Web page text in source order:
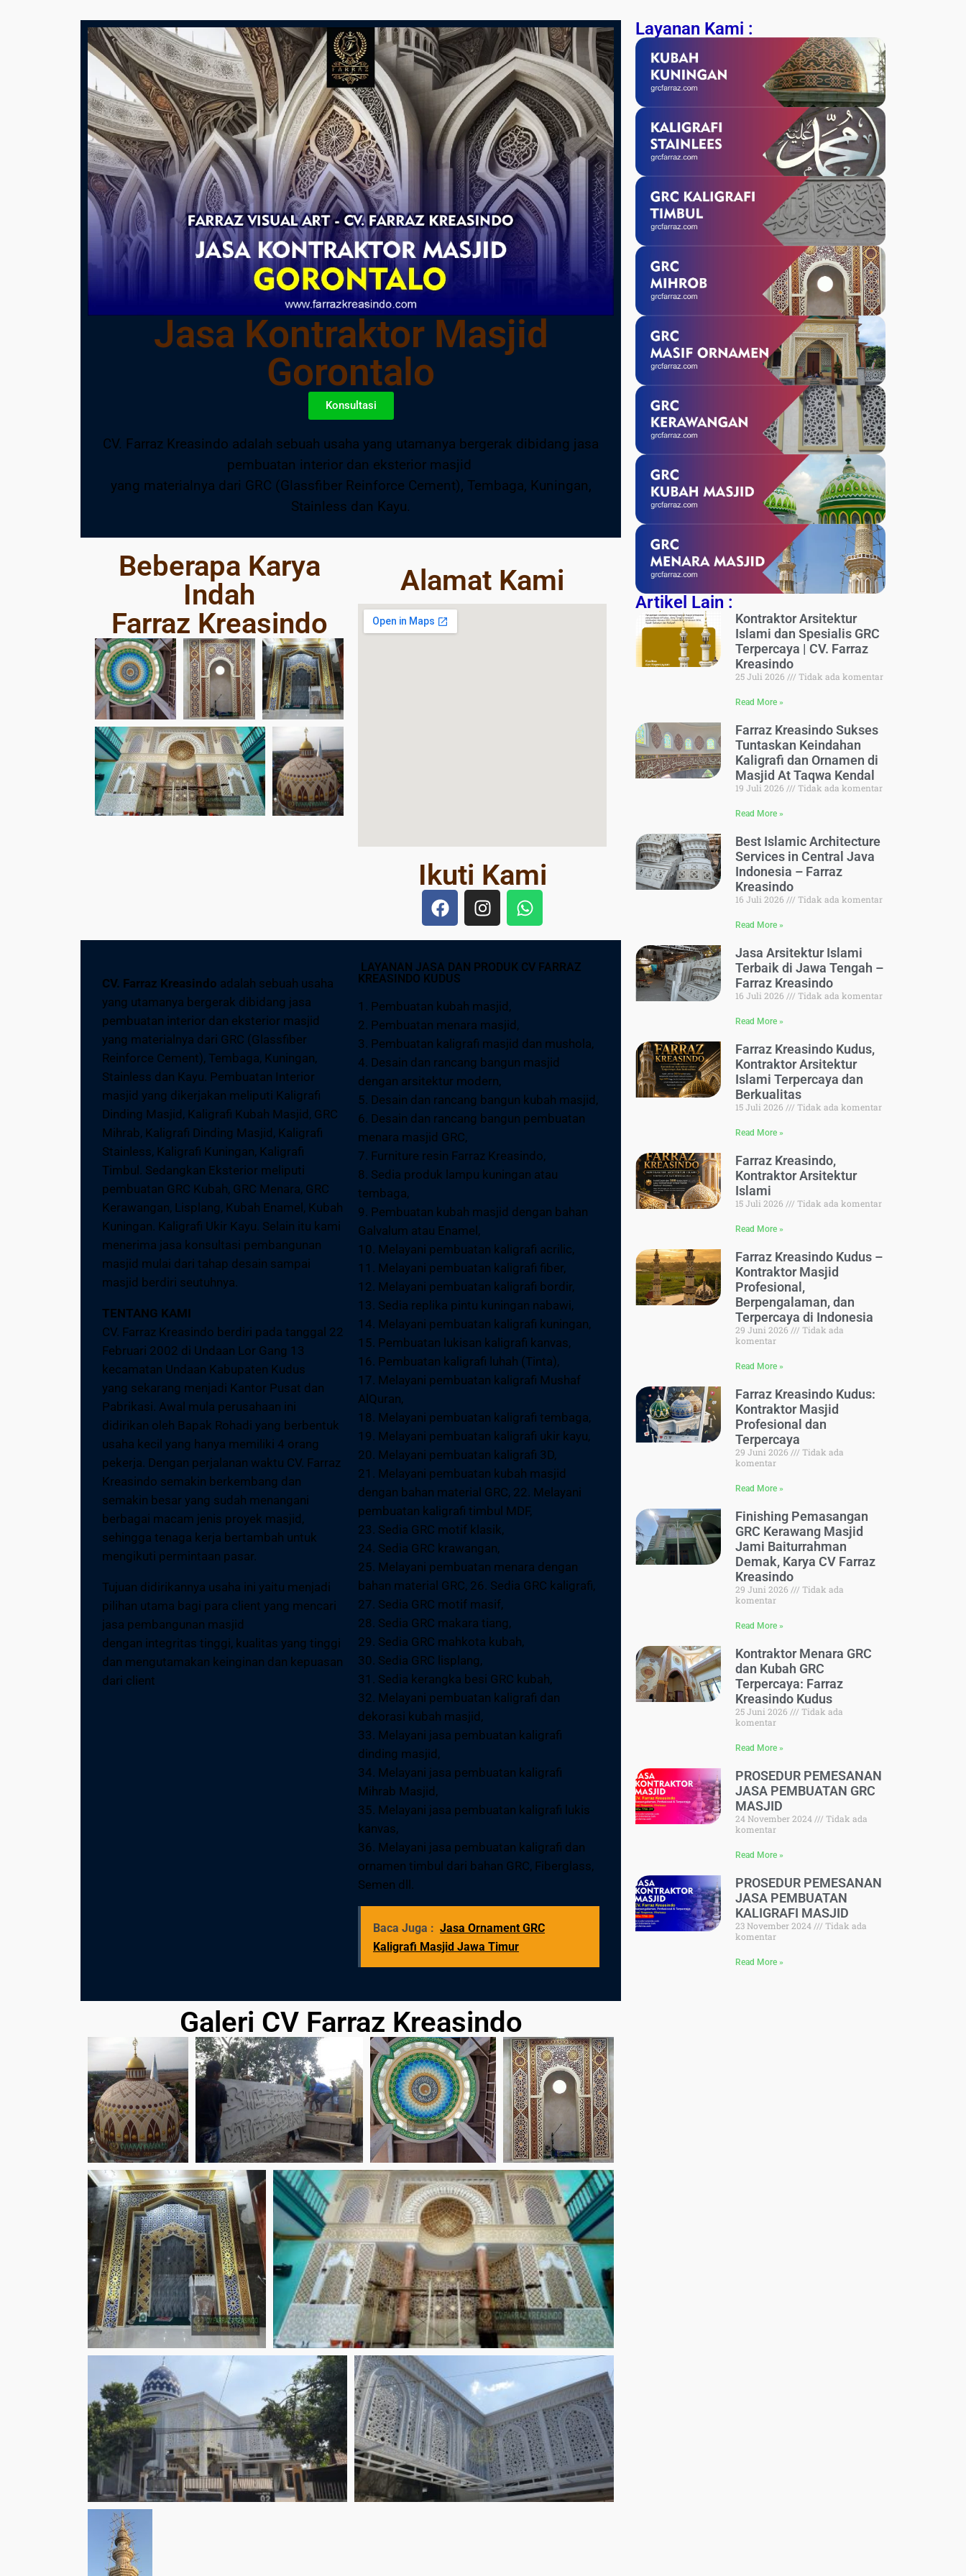
Jasa Kontraktor Masjid
Gorontalo
Konsultasi
CV. Farraz Kreasindo adalah sebuah usaha yang utamanya bergerak dibidang jasa
pembuatan interior dan eksterior masjid
yang materialnya dari GRC (Glassfiber Reinforce Cement), Tembaga, Kuningan,
Stainless dan Kayu.
Beberapa Karya
Indah
Farraz Kreasindo
Alamat Kami
Ikuti Kami
CV. Farraz Kreasindo adalah sebuah usaha
yang utamanya bergerak dibidang jasa
pembuatan interior dan eksterior masjid
yang materialnya dari GRC (Glassfiber
Reinforce Cement), Tembaga, Kuningan,
Stainless dan Kayu. Pembuatan Interior
masjid yang dikerjakan meliputi Kaligrafi
Dinding Masjid, Kaligrafi Kubah Masjid, GRC
Mihrab, Kaligrafi Dinding Masjid, Kaligrafi
Stainless, Kaligrafi Kuningan, Kaligrafi
Timbul. Sedangkan Eksterior meliputi
pembuatan GRC Kubah, GRC Menara, GRC
Kerawangan, Lisplang, Kubah Enamel, Kubah
Kuningan. Kaligrafi Ukir Kayu. Selain itu kami
menerima jasa konsultasi pembangunan
masjid mulai dari tahap desain sampai
masjid berdiri seutuhnya.
TENTANG KAMI
CV. Farraz Kreasindo berdiri pada tanggal 22
Februari 2002 di Undaan Lor Gang 13
kecamatan Undaan Kabupaten Kudus
yang sekarang menjadi Kantor Pusat dan
Pabrikasi. Awal mula perusahaan ini
didirikan oleh Bapak Rohadi yang berbentuk
usaha kecil yang hanya memiliki 4 orang
pekerja. Dengan perjalanan waktu CV. Farraz
Kreasindo semakin berkembang dan
semakin besar yang sudah menangani
berbagai macam jenis proyek masjid,
sehingga tenaga kerja bertambah untuk
mengikuti permintaan pasar.
Tujuan didirikannya usaha ini yaitu menjadi
pilihan utama bagi para client yang mencari
jasa pembangunan masjid
dengan integritas tinggi, kualitas yang tinggi
dan mengutamakan keinginan dan kepuasan
dari client
LAYANAN JASA DAN PRODUK CV FARRAZ
KREASINDO KUDUS
1. Pembuatan kubah masjid,
2. Pembuatan menara masjid,
3. Pembuatan kaligrafi masjid dan mushola,
4. Desain dan rancang bangun masjid
dengan arsitektur modern,
5. Desain dan rancang bangun kubah masjid,
6. Desain dan rancang bangun pembuatan
menara masjid GRC,
7. Furniture resin Farraz Kreasindo,
8. Sedia produk lampu kuningan atau
tembaga,
9. Pembuatan kubah masjid dengan bahan
Galvalum atau Enamel,
10. Melayani pembuatan kaligrafi acrilic,
11. Melayani pembuatan kaligrafi fiber,
12. Melayani pembuatan kaligrafi bordir,
13. Sedia replika pintu kuningan nabawi,
14. Melayani pembuatan kaligrafi kuningan,
15. Pembuatan lukisan kaligrafi kanvas,
16. Pembuatan kaligrafi luhah (Tinta),
17. Melayani pembuatan kaligrafi Mushaf
AlQuran,
18. Melayani pembuatan kaligrafi tembaga,
19. Melayani pembuatan kaligrafi ukir kayu,
20. Melayani pembuatan kaligrafi 3D,
21. Melayani pembuatan kubah masjid
dengan bahan material GRC, 22. Melayani
pembuatan kaligrafi timbul MDF,
23. Sedia GRC motif klasik,
24. Sedia GRC krawangan,
25. Melayani pembuatan menara dengan
bahan material GRC, 26. Sedia GRC kaligrafi,
27. Sedia GRC motif masif,
28. Sedia GRC makara tiang,
29. Sedia GRC mahkota kubah,
30. Sedia GRC lisplang,
31. Sedia kerangka besi GRC kubah,
32. Melayani pembuatan kaligrafi dan
dekorasi kubah masjid,
33. Melayani jasa pembuatan kaligrafi
dinding masjid,
34. Melayani jasa pembuatan kaligrafi
Mihrab Masjid,
35. Melayani jasa pembuatan kaligrafi lukis
kanvas,
36. Melayani jasa pembuatan kaligrafi dan
ornamen timbul dari bahan GRC, Fiberglass,
Semen dll.
Baca Juga : Jasa Ornament GRC
Kaligrafi Masjid Jawa Timur
Galeri CV Farraz Kreasindo
Layanan Kami :
Artikel Lain :
Kontraktor Arsitektur
Islami dan Spesialis GRC
Terpercaya | CV. Farraz
Kreasindo
25 Juli 2026 Tidak ada komentar
Read More »
Farraz Kreasindo Sukses
Tuntaskan Keindahan
Kaligrafi dan Ornamen di
Masjid At Taqwa Kendal
19 Juli 2026 Tidak ada komentar
Read More »
Best Islamic Architecture
Services in Central Java
Indonesia – Farraz
Kreasindo
16 Juli 2026 Tidak ada komentar
Read More »
Jasa Arsitektur Islami
Terbaik di Jawa Tengah –
Farraz Kreasindo
16 Juli 2026 Tidak ada komentar
Read More »
Farraz Kreasindo Kudus,
Kontraktor Arsitektur
Islami Terpercaya dan
Berkualitas
15 Juli 2026 Tidak ada komentar
Read More »
Farraz Kreasindo,
Kontraktor Arsitektur
Islami
15 Juli 2026 Tidak ada komentar
Read More »
Farraz Kreasindo Kudus –
Kontraktor Masjid
Profesional,
Berpengalaman, dan
Terpercaya di Indonesia
29 Juni 2026
Tidak ada
komentar
Read More »
Farraz Kreasindo Kudus:
Kontraktor Masjid
Profesional dan
Terpercaya
29 Juni 2026
Tidak ada
komentar
Read More »
Finishing Pemasangan
GRC Kerawang Masjid
Jami Baiturrahman
Demak, Karya CV Farraz
Kreasindo
29 Juni 2026
Tidak ada
komentar
Read More »
Kontraktor Menara GRC
dan Kubah GRC
Terpercaya: Farraz
Kreasindo Kudus
25 Juni 2026
Tidak ada
komentar
Read More »
PROSEDUR PEMESANAN
JASA PEMBUATAN GRC
MASJID
24 November 2024
Tidak ada
komentar
Read More »
PROSEDUR PEMESANAN
JASA PEMBUATAN
KALIGRAFI MASJID
23 November 2024
Tidak ada
komentar
Read More »